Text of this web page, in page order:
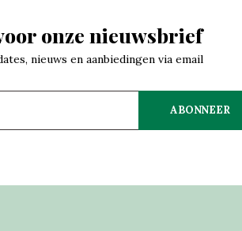
onze nieuwsbrief
nieuws en aanbiedingen via email
ABONNEER